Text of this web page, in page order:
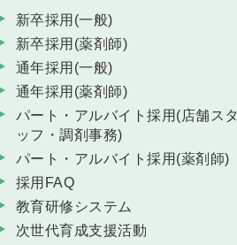
新卒採用(一般)
新卒採用(薬剤師)
通年採用(一般)
通年採用(薬剤師)
パート・アルバイト採用(店舗スタ
ッフ・調剤事務)
パート・アルバイト採用(薬剤師)
採用FAQ
教育研修システム
次世代育成支援活動